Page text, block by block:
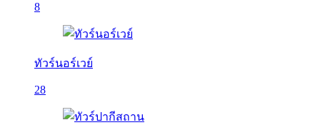
8
ทัวร์นอร์เวย์
28